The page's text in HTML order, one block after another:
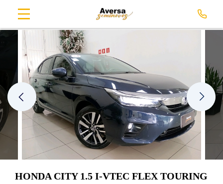
HONDA CITY 1.5 I-VTEC FLEX TOURING